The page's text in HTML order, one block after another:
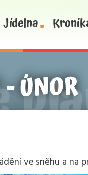
Jídelna
ÚNOR
ve sněhu a na